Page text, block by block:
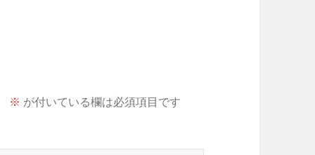
※ が付いている欄は必須項目です